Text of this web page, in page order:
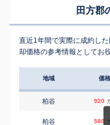
田方郡
直近1年間で実際に成約し
却価格の参考情報としてお
地域 価格
柏谷 920
柏谷 580